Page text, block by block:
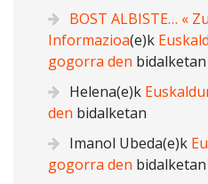
BOST ALBISTE… «
Informazioa(e)k
gogorra den bidalketan
Helena(e)k
den bidalketan
Imanol Ubeda(e)k
gogorra den bidalketan